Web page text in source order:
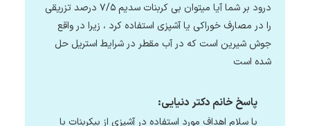
درود بر شما آیا میتوان بی کربنات سدیم ۷/۵ درصد تزریقی
را در مصارف خوراکی یا آشپزی استفاده کرد ، زیرا در واقع
جوش شیرین است که در آب مقطر در شرایط استریل حل
شده است
پاسخ خانم دکتر دنیایی:
با سلام‌ اهداف مورد استفاده در آشپزی از بیکربنات با